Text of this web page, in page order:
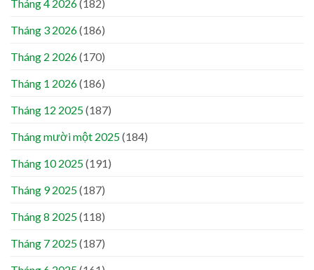
Tháng 4 2026(182)
Tháng 3 2026(186)
Tháng 2 2026(170)
Tháng 1 2026(186)
Tháng 12 2025(187)
Tháng mười một 2025(184)
Tháng 10 2025(191)
Tháng 9 2025(187)
Tháng 8 2025(118)
Tháng 7 2025(187)